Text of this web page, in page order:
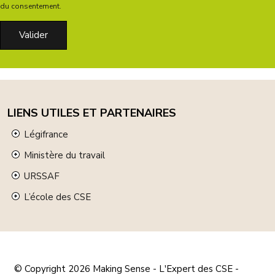
du consentement.
LIENS UTILES ET PARTENAIRES
Légifrance
Ministère du travail
URSSAF
L’école des CSE
© Copyright 2026 Making Sense - L'Expert des CSE -